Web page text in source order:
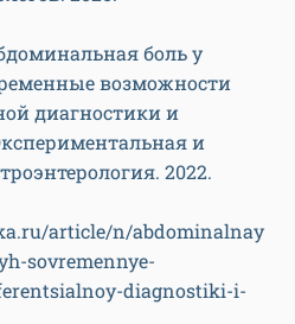
боль у
возможности
диагностики и
и
2022.
article/n/abdominalnay
sovremennye-
diagnostiki-i-